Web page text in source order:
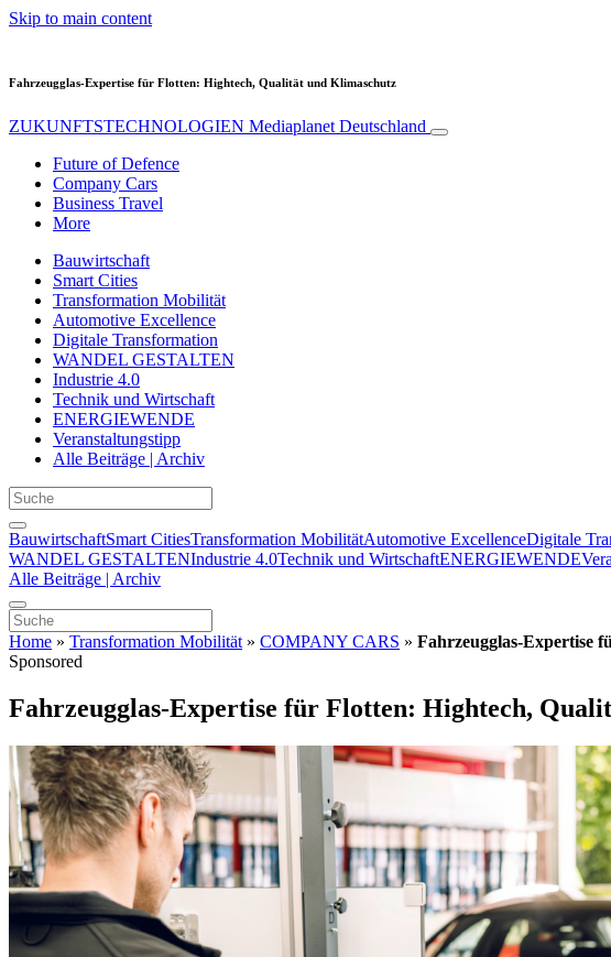
Skip to main content
Fahrzeugglas-Expertise für Flotten: Hightech, Qualität und Klimaschutz
ZUKUNFTSTECHNOLOGIEN Mediaplanet Deutschland
Future of Defence
Company Cars
Business Travel
More
Bauwirtschaft
Smart Cities
Transformation Mobilität
Automotive Excellence
Digitale Transformation
WANDEL GESTALTEN
Industrie 4.0
Technik und Wirtschaft
ENERGIEWENDE
Veranstaltungstipp
Alle Beiträge | Archiv
BauwirtschaftSmart CitiesTransformation MobilitätAutomotive ExcellenceDigitale
WANDEL GESTALTENIndustrie 4.0Technik und WirtschaftENERGIEWENDE
Alle Beiträge | Archiv
Home » Transformation Mobilität » COMPANY CARS » Fahrzeugglas-Expertise
Sponsored
Fahrzeugglas-Expertise für Flotten: Hightech,